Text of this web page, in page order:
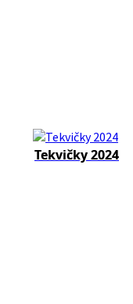
Tekvičky 2024